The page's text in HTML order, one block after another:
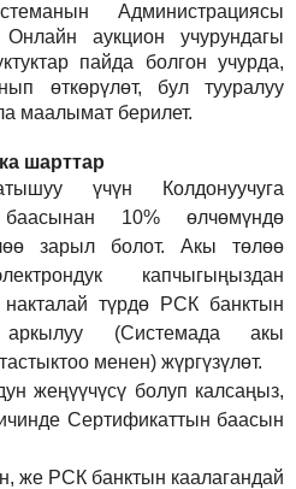
Администрациясы
Онлайн аукцион учурундагы
пайда болгон учурда,
өткөрүлөт, бул тууралуу
маалымат берилет.
шарттар
үчүн Колдонуучуга
баасынан 10% өлчөмүндө
зарыл болот. Акы төлөө
капчыгыңыздан
түрдө РСК банктын
аркылуу (Системада акы
менен) жүргүзүлөт.
жеңүүчүсү болуп калсаңыз,
Сертификаттын баасын
же РСК банктын каалагандай